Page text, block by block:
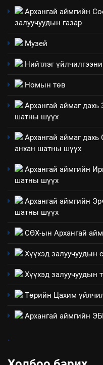
5
6
7
8
ИЛ
Архангай аймгийн
залуучуудын газар
Музей
Нийтлэг
Номын төв
Архангай аймаг дахь
шатны шүүх
Архангай аймаг
анхан шатны шүүх
Архангай аймгийн
шатны шүүх
Архангай аймгийн
шатны шүүх
СӨХ-ын Архангай
Хүүхэд залуучуудын
Хүүхэд залуучуудын
Төрийн Цахим
Архангай аймгийн
.